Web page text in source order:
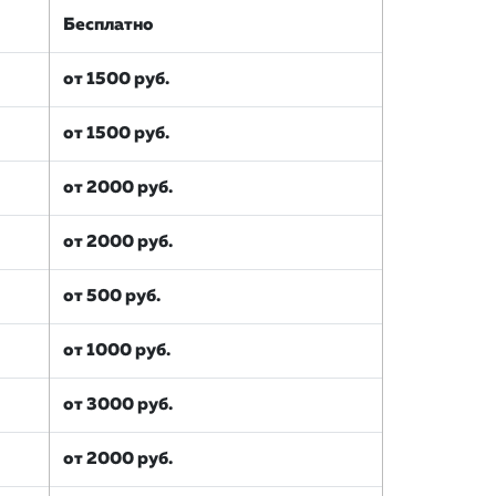
Бесплатно
от 1500 руб.
от 1500 руб.
от 2000 руб.
от 2000 руб.
от 500 руб.
от 1000 руб.
от 3000 руб.
от 2000 руб.